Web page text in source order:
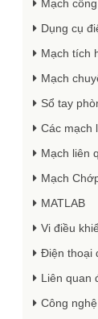
Mạch
Dụng cụ
Mạch tích
Mạch
Sổ tay
Các mạch
Mạch liên
Mạch
MATLAB
Vi điều
Điện thoại
Liên quan
Công